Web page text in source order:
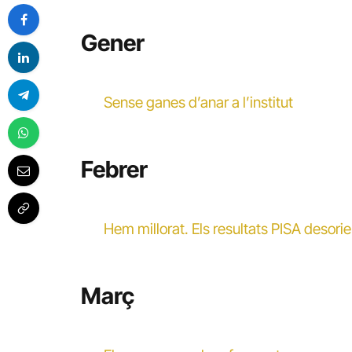
Gener
Sense ganes d’anar a l’institut
Febrer
Hem millorat. Els resultats PISA
Març